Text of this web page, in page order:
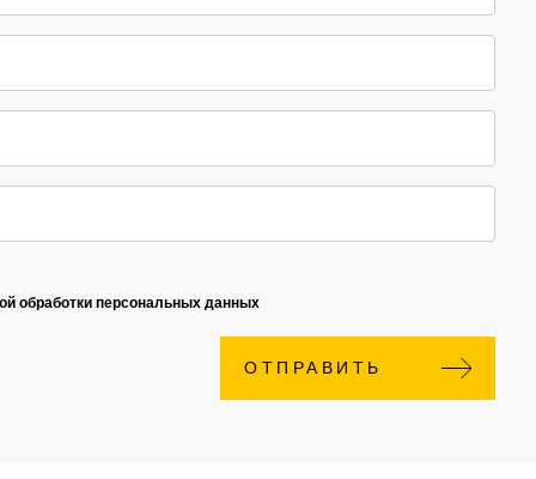
обработки персональных данных
ОТПРАВИТЬ